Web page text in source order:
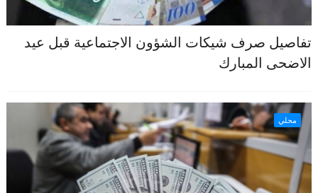
تفاصيل صرف شيكات الشؤون الاجتماعية قبل عيد
الاضحى المبارك
محلي